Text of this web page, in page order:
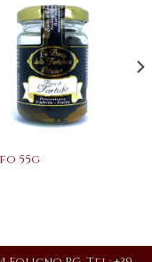
Aggiungi
lista dei
desideri
55g